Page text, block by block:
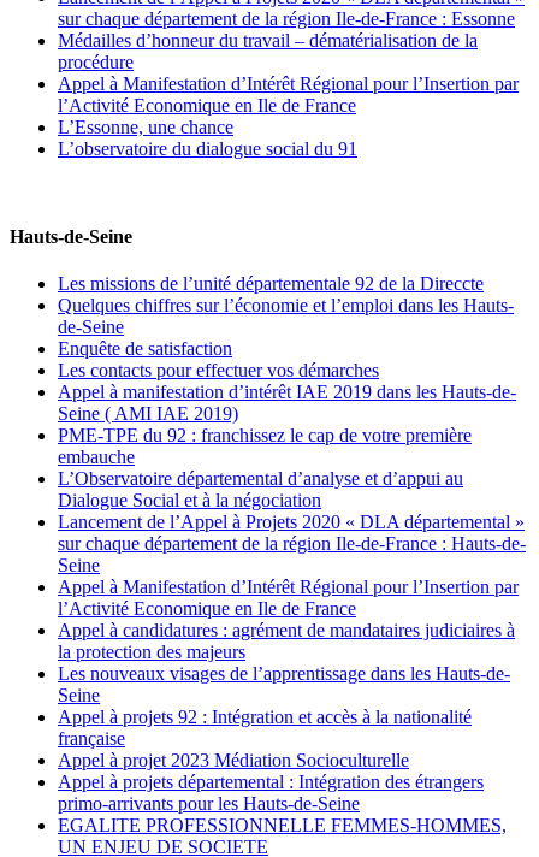
sur chaque département de la région Ile-de-France : Essonne
Médailles d’honneur du travail – dématérialisation de la
procédure
Appel à Manifestation d’Intérêt Régional pour l’Insertion par
l’Activité Economique en Ile de France
L’Essonne, une chance
L’observatoire du dialogue social du 91
Hauts-de-Seine
Les missions de l’unité départementale 92 de la Direccte
Quelques chiffres sur l’économie et l’emploi dans les Hauts-
de-Seine
Enquête de satisfaction
Les contacts pour effectuer vos démarches
Appel à manifestation d’intérêt IAE 2019 dans les Hauts-de-
Seine ( AMI IAE 2019)
PME-TPE du 92 : franchissez le cap de votre première
embauche
L’Observatoire départemental d’analyse et d’appui au
Dialogue Social et à la négociation
Lancement de l’Appel à Projets 2020 « DLA départemental »
sur chaque département de la région Ile-de-France : Hauts-de-
Seine
Appel à Manifestation d’Intérêt Régional pour l’Insertion par
l’Activité Economique en Ile de France
Appel à candidatures : agrément de mandataires judiciaires à
la protection des majeurs
Les nouveaux visages de l’apprentissage dans les Hauts-de-
Seine
Appel à projets 92 : Intégration et accès à la nationalité
française
Appel à projet 2023 Médiation Socioculturelle
Appel à projets départemental : Intégration des étrangers
primo-arrivants pour les Hauts-de-Seine
EGALITE PROFESSIONNELLE FEMMES-HOMMES,
UN ENJEU DE SOCIETE